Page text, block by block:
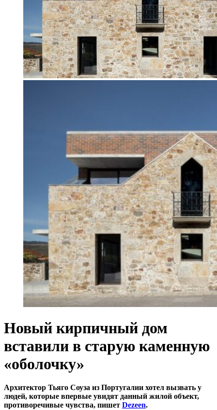
Новый кирпичный дом
вставили в старую каменную
«оболочку»
Архитектор Тьяго Соуза из Португалии хотел вызвать у
людей, которые впервые увидят данный жилой объект,
противоречивые чувства, пишет Dezeen.